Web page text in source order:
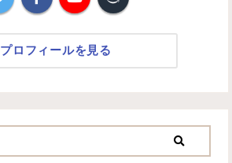
プロフィールを見る